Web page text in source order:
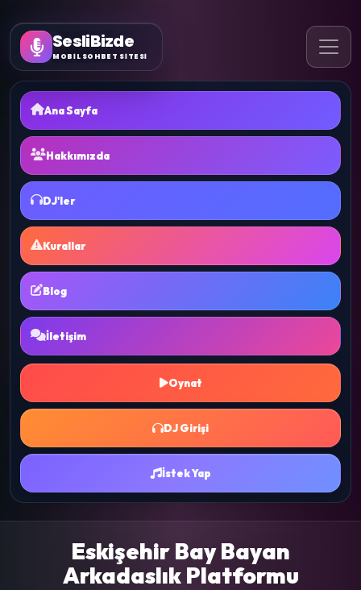
SesliBizde
MOBİL SOHBET SİTESİ
Ana Sayfa
Hakkımızda
DJ'ler
Kurallar
Blog
İletişim
Oynat
DJ Girişi
İstek Yap
Eskişehir Bay Bayan
Arkadaslık Platformu